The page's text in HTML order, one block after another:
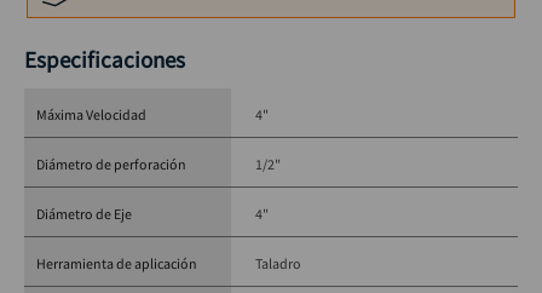
Especificaciones
Máxima Velocidad 4"
Diámetro de perforación 1/2"
Diámetro de Eje 4"
Herramienta de aplicación Taladro